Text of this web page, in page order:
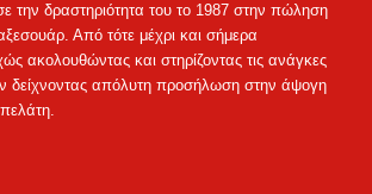
την δραστηριότητα του το 1987 στην πώληση
Από τότε μέχρι και σήμερα
ακολουθώντας και στηρίζοντας τις ανάγκες
δείχνοντας απόλυτη προσήλωση στην άψογη